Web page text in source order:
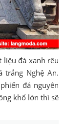
liệu đá xanh rêu
trắng Nghệ An.
đá nguyên
khổ lớn thì sẽ